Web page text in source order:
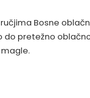
Bosne
pretežno